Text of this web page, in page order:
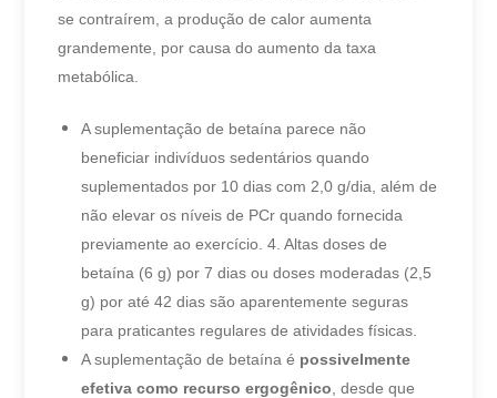
se contraírem, a produção de calor aumenta
grandemente, por causa do aumento da taxa
metabólica.
A suplementação de betaína parece não
beneficiar indivíduos sedentários quando
suplementados por 10 dias com 2,0 g/dia, além de
não elevar os níveis de PCr quando fornecida
previamente ao exercício. 4. Altas doses de
betaína (6 g) por 7 dias ou doses moderadas (2,5
g) por até 42 dias são aparentemente seguras
para praticantes regulares de atividades físicas.
A suplementação de betaína é possivelmente
efetiva como recurso ergogênico , desde que